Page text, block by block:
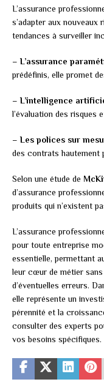
L’assurance
s’adapter aux nouveaux
tendances à surveiller
–L’assurance
prédéfinis, elle promet
–L’intelligence
l’évaluation des risques
–Les polices sur
des contrats hautement
Selon une étude de
d’assurance
produits qui n’existent
L’assurance
pour toute entreprise
essentielle, permettant
leur cœur de métier
d’éventuelles erreurs.
elle représente un
pérennité et la
consulter des experts
vos besoins spécifiques.